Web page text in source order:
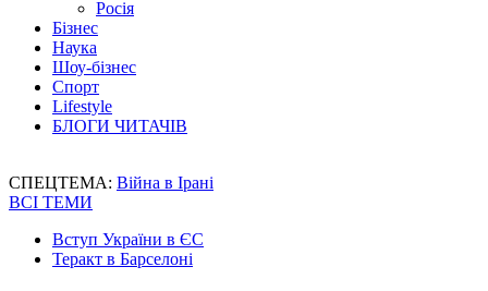
Росія
Бізнес
Наука
Шоу-бізнес
Спорт
Lifestyle
БЛОГИ ЧИТАЧІВ
СПЕЦТЕМА: Війна в Ірані
ВСІ ТЕМИ
Вступ України в ЄС
Теракт в Барселоні